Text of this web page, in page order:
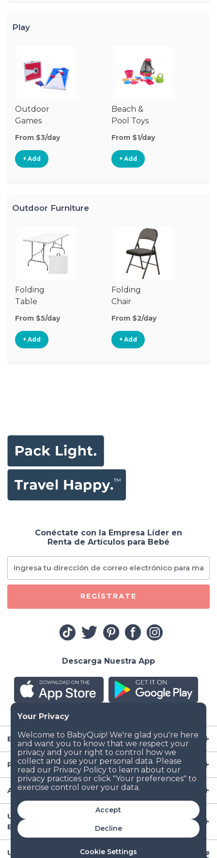
Cookie Settings
Accept
Decline
Play
Outdoor
Games
From $3/day
+ Add
Beach &
Pool Toys
From $1/day
+ Add
Outdoor Furniture
Folding
Table
From $5/day
+ Add
Folding
Chair
From $2/day
+ Add
Empresa
Recursos
Artículos para Bebé
Ubicaciones Populares de Renta de Artículos para
Bebé en EE.UU
Ubicaciones Internacionales Populares de Renta de
Conéctate con la Empresa Líder en
Renta de Artículos para Bebé
REGÍSTRATE
Descarga Nuestra App